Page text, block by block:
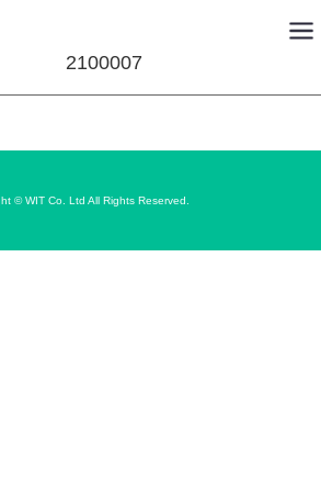
2100007
© WIT Co. Ltd All Rights Reserved.